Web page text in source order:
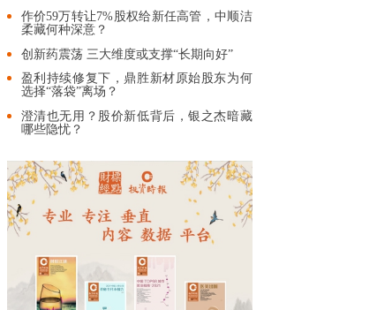
作价59万转让7%股权给新任高管，中顺洁
柔藏何种深意？
创新药震荡 三大维度或支撑“长期向好”
盈利持续修复下，鼎胜新材原始股东为何
选择“落袋”离场？
澄清也无用？股价新低背后，银之杰暗藏
哪些隐忧？